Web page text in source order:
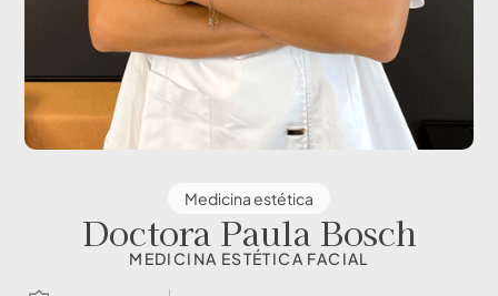
Medicina estética
Doctora Paula Bosch
MEDICINA ESTÉTICA FACIAL